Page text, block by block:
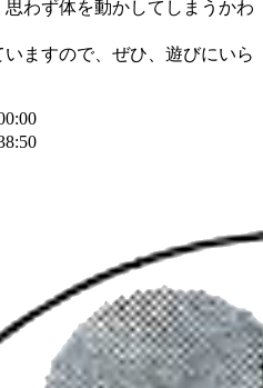
わず体を動かしてしまうかわ
ますので、ぜひ、遊びにいら